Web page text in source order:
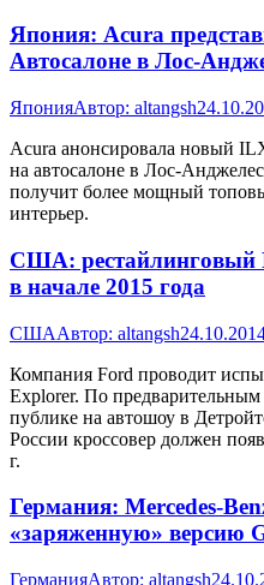
Япония: Acura
Автосалоне в Лос-
ЯпонияАвтор: altangsh
Acura анонсировала новый
на автосалоне в Лос-
получит более мощный
интерьер.
США: рестайлинговый
в начале 2015 года
СШААвтор: altangsh
Компания Ford проводит
Explorer. По
публике на автошоу в
России кроссовер должен
г.
Германия: Mercedes-
«заряженную» версию
ГерманияАвтор: altangsh